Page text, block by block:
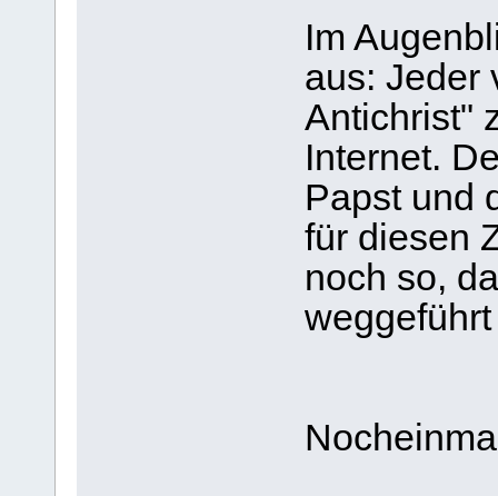
Im
aus: Jeder
Antichrist"
Internet.
Papst und
für diesen
noch so,